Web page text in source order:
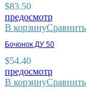
$83.50
предосмотр
В корзинуСравнить
Бочонок ДУ 50
$54.40
предосмотр
В корзинуСравнить